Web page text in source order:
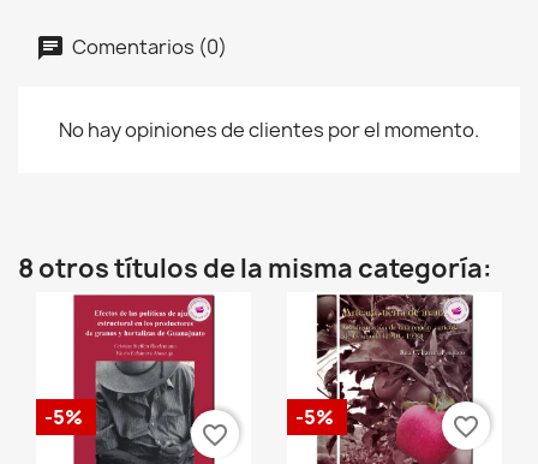
Comentarios (0)
No hay opiniones de clientes por el momento.
8 otros títulos de la misma categoría:
-5%
favorite_border
-5% favorite_border